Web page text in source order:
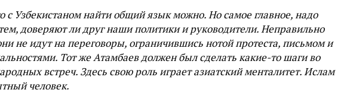
с Узбекистаном найти общий язык можно. Но самое главное, надо
доверяют ли друг наши политики и руководители. Неправильно
не идут на переговоры, ограничившись нотой протеста, письмом и
Тот же Атамбаев должен был сделать какие-то шаги во
встреч. Здесь свою роль играет азиатский менталитет. Ислам
человек.